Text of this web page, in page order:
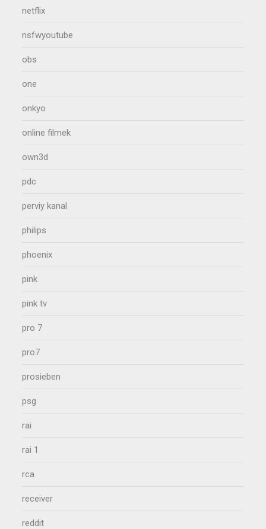
netflix
nsfwyoutube
obs
one
onkyo
online filmek
own3d
pdc
perviy kanal
philips
phoenix
pink
pink tv
pro 7
pro7
prosieben
psg
rai
rai 1
rca
receiver
reddit